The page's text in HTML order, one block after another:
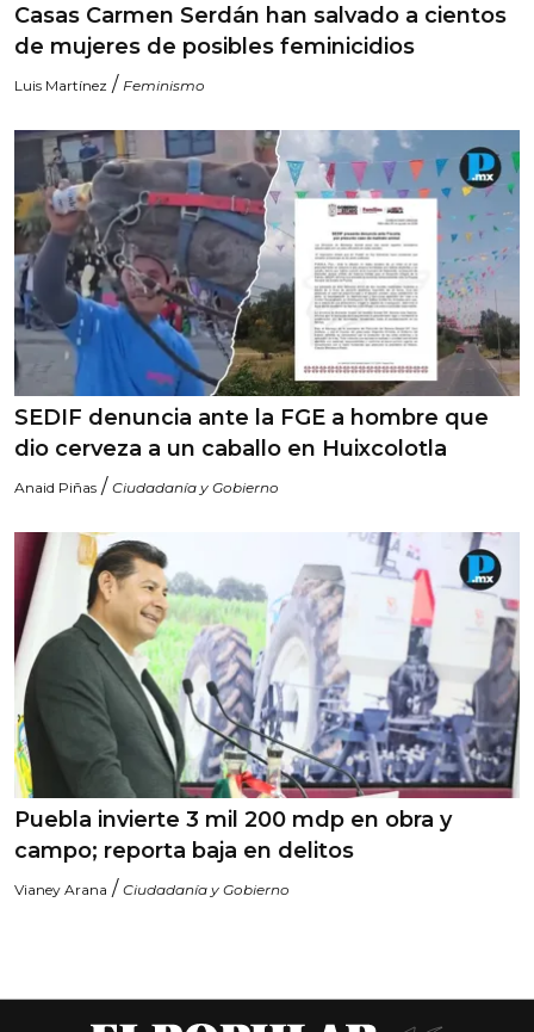
Casas Carmen Serdán han salvado a cientos
de mujeres de posibles feminicidios
Luis Martínez / Feminismo
SEDIF denuncia ante la FGE a hombre que
dio cerveza a un caballo en Huixcolotla
Anaid Piñas / Ciudadanía y Gobierno
Puebla invierte 3 mil 200 mdp en obra y
campo; reporta baja en delitos
Vianey Arana / Ciudadanía y Gobierno